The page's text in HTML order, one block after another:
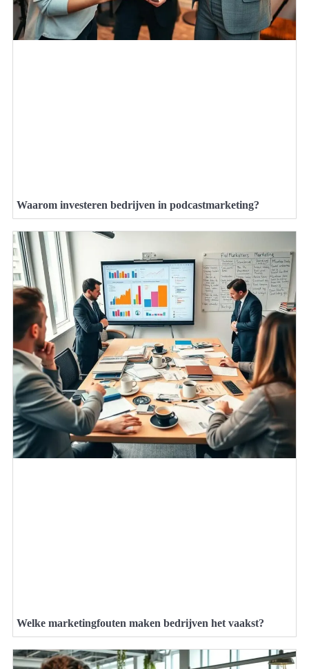
Waarom investeren bedrijven in podcastmarketing?
Welke marketingfouten maken bedrijven het vaakst?